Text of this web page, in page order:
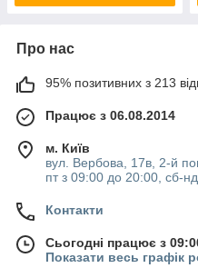
Про нас
95% позитивних з 213
Працює з 06.08.2014
м. Київ
вул. Вербова, 17в, 2-й
пт з 09:00 до 20:00, сб-
Контакти
Сьогодні працює з
Показати весь графік